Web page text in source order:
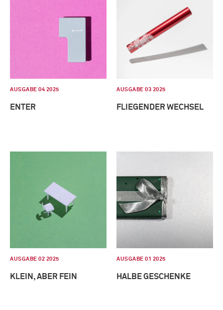
AUSGABE 04 2025
ENTER
AUSGABE 03 2025
FLIEGENDER WECHSEL
AUSGABE 02 2025
KLEIN, ABER FEIN
AUSGABE 01 2025
HALBE GESCHENKE